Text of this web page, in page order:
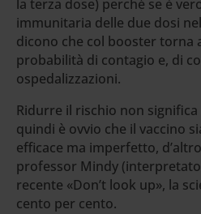
la terza dose) perché se è
immunitaria delle due dosi
dicono che col booster torna
probabilità di contagio e, di
ospedalizzazioni.
Ridurre il rischio non
quindi è ovvio che il vaccino
efficace ma imperfetto,
professor Mindy
recente «Don’t look up», la
cento per cento.